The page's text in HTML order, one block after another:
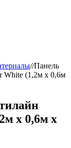
//Панель
White (1,2м х 0,6м
х 0,6м х